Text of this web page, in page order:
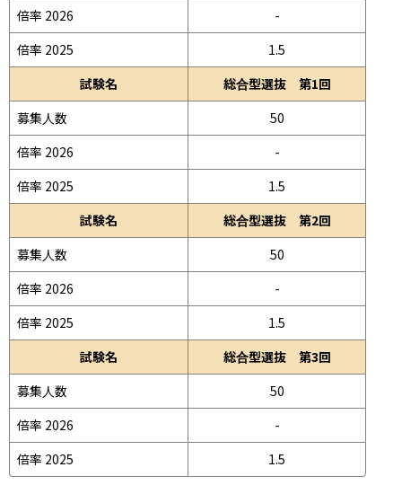
倍率 2026
-
倍率 2025
1.5
試験名
総合型選抜 第1回
募集人数
50
倍率 2026
-
倍率 2025
1.5
試験名
総合型選抜 第2回
募集人数
50
倍率 2026
-
倍率 2025
1.5
試験名
総合型選抜 第3回
募集人数
50
倍率 2026
-
倍率 2025
1.5